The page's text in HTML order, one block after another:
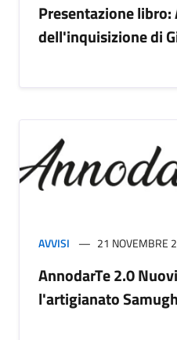
Presentazione libro:
dell'inquisizione di
AVVISI 21 NOVEMBRE
AnnodarTe 2.0
l'artigianato